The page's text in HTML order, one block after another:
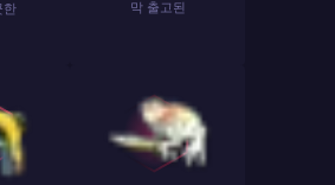
한 막 출고된